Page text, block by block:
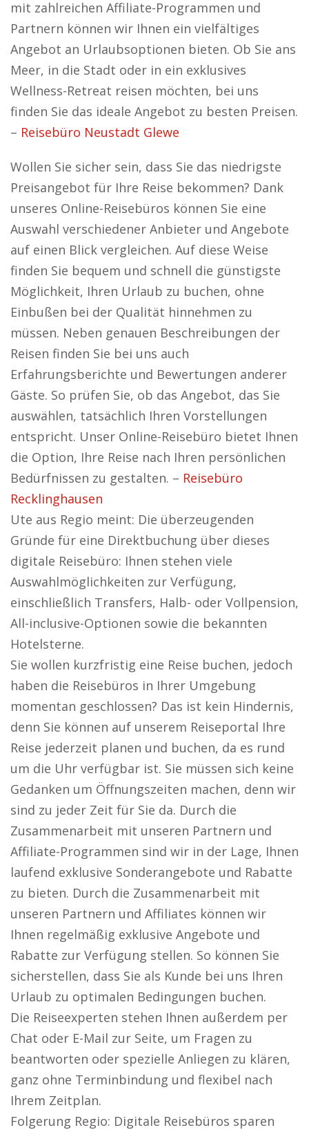
mit zahlreichen Affiliate-Programmen und
Partnern können wir Ihnen ein vielfältiges
Angebot an Urlaubsoptionen bieten. Ob Sie ans
Meer, in die Stadt oder in ein exklusives
Wellness-Retreat reisen möchten, bei uns
finden Sie das ideale Angebot zu besten Preisen.
– Reisebüro Neustadt Glewe
Wollen Sie sicher sein, dass Sie das niedrigste
Preisangebot für Ihre Reise bekommen? Dank
unseres Online-Reisebüros können Sie eine
Auswahl verschiedener Anbieter und Angebote
auf einen Blick vergleichen. Auf diese Weise
finden Sie bequem und schnell die günstigste
Möglichkeit, Ihren Urlaub zu buchen, ohne
Einbußen bei der Qualität hinnehmen zu
müssen. Neben genauen Beschreibungen der
Reisen finden Sie bei uns auch
Erfahrungsberichte und Bewertungen anderer
Gäste. So prüfen Sie, ob das Angebot, das Sie
auswählen, tatsächlich Ihren Vorstellungen
entspricht. Unser Online-Reisebüro bietet Ihnen
die Option, Ihre Reise nach Ihren persönlichen
Bedürfnissen zu gestalten. – Reisebüro
Recklinghausen
Ute aus Regio meint: Die überzeugenden
Gründe für eine Direktbuchung über dieses
digitale Reisebüro: Ihnen stehen viele
Auswahlmöglichkeiten zur Verfügung,
einschließlich Transfers, Halb- oder Vollpension,
All-inclusive-Optionen sowie die bekannten
Hotelsterne.
Sie wollen kurzfristig eine Reise buchen, jedoch
haben die Reisebüros in Ihrer Umgebung
momentan geschlossen? Das ist kein Hindernis,
denn Sie können auf unserem Reiseportal Ihre
Reise jederzeit planen und buchen, da es rund
um die Uhr verfügbar ist. Sie müssen sich keine
Gedanken um Öffnungszeiten machen, denn wir
sind zu jeder Zeit für Sie da. Durch die
Zusammenarbeit mit unseren Partnern und
Affiliate-Programmen sind wir in der Lage, Ihnen
laufend exklusive Sonderangebote und Rabatte
zu bieten. Durch die Zusammenarbeit mit
unseren Partnern und Affiliates können wir
Ihnen regelmäßig exklusive Angebote und
Rabatte zur Verfügung stellen. So können Sie
sicherstellen, dass Sie als Kunde bei uns Ihren
Urlaub zu optimalen Bedingungen buchen.
Die Reiseexperten stehen Ihnen außerdem per
Chat oder E-Mail zur Seite, um Fragen zu
beantworten oder spezielle Anliegen zu klären,
ganz ohne Terminbindung und flexibel nach
Ihrem Zeitplan.
Folgerung Regio: Digitale Reisebüros sparen